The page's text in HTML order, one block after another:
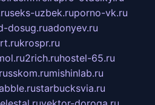
seks-uzbek.ruporno-vk.ru
dosug.ruadonyev.ru
krospr.ru
2rich.ruhostel-65.ru
mishinlab.ru
starbucksvia.ru